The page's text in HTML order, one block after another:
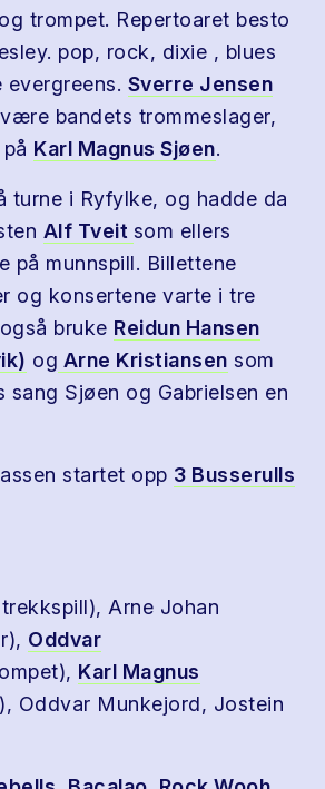
trompet. Repertoaret besto
pop, rock, dixie , blues
evergreens. Sverre Jensen
bandets trommeslager,
Karl Magnus Sjøen.
turne i Ryfylke, og hadde da
Alf Tveit som ellers
på munnspill. Billettene
og konsertene varte i tre
bruke Reidun Hansen
og Arne Kristiansen som
sang Sjøen og Gabrielsen en
startet opp 3 Busserulls
Arne Johan
Oddvar
Karl Magnus
Oddvar Munkejord, Jostein